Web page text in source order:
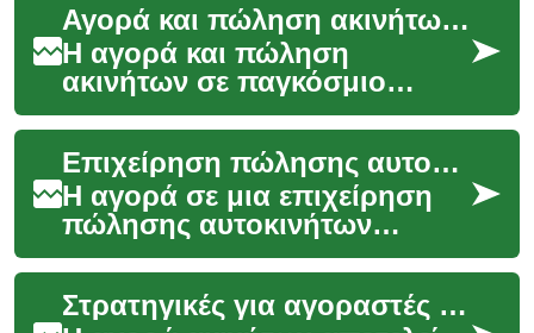
Αγορά και πώληση ακινήτων: Οδηγός για το παγκόσμιο περιβάλλον
Η αγορά και πώληση
ακινήτων σε παγκόσμιο
επίπεδο αποτελεί μια
πολύπλοκη διαδικασία που
απαιτεί προσεκτική μελέτη
και ...
Επιχείρηση πώλησης αυτοκινήτων: Οδηγός για αγοραστές και πωλητές
Η αγορά σε μια επιχείρηση
πώλησης αυτοκινήτων
απαιτεί ενημέρωση και
προσοχή σε λεπτομέρειες
όπως η προέλευση του
Στρατηγικές για αγοραστές και πωλητές ακινήτων